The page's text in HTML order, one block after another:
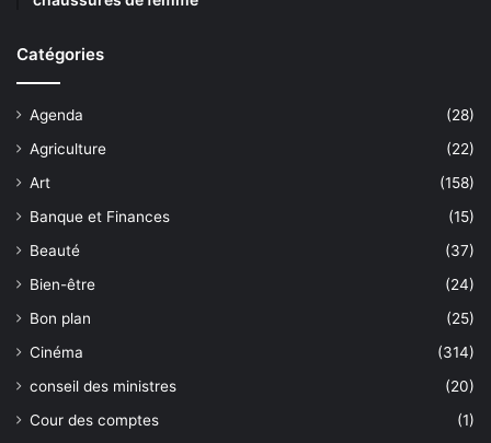
Catégories
Agenda
(28)
Agriculture
(22)
Art
(158)
Banque et Finances
(15)
Beauté
(37)
Bien-être
(24)
Bon plan
(25)
Cinéma
(314)
conseil des ministres
(20)
Cour des comptes
(1)